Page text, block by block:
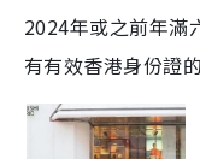
2024年或之前年滿
有有效香港身份證